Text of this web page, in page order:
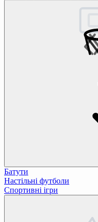
Батути
Настільні футболи
Спортивні ігри